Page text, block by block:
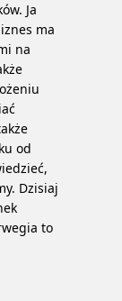
Ja
ma
na
od
Dzisiaj
to